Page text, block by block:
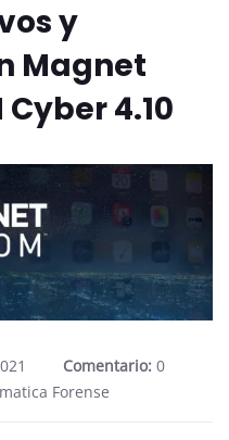
y
Magnet
Cyber ​​4.10
Comentario: 0
Forense